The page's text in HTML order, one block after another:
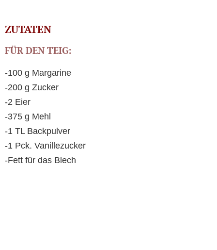
ZUTATEN
FÜR DEN TEIG:
-100 g Margarine
-200 g Zucker
-2 Eier
-375 g Mehl
-1 TL Backpulver
-1 Pck. Vanillezucker
-Fett für das Blech